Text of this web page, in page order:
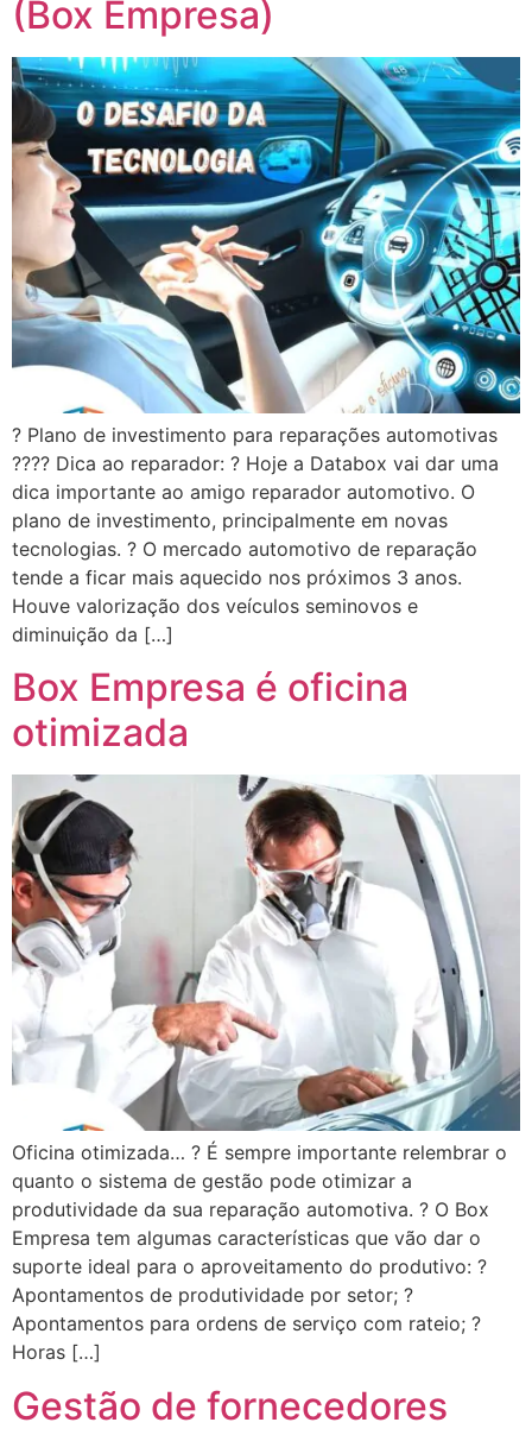
(Box Empresa)
? Plano de investimento para reparações automotivas
???? Dica ao reparador: ? Hoje a Databox vai dar uma
dica importante ao amigo reparador automotivo. O
plano de investimento, principalmente em novas
tecnologias. ? O mercado automotivo de reparação
tende a ficar mais aquecido nos próximos 3 anos.
Houve valorização dos veículos seminovos e
diminuição da […]
Box Empresa é oficina
otimizada
Oficina otimizada… ? É sempre importante relembrar o
quanto o sistema de gestão pode otimizar a
produtividade da sua reparação automotiva. ? O Box
Empresa tem algumas características que vão dar o
suporte ideal para o aproveitamento do produtivo: ?
Apontamentos de produtividade por setor; ?
Apontamentos para ordens de serviço com rateio; ?
Horas […]
Gestão de fornecedores